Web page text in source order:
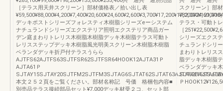
［テラス用天井スクリーン］部材価格表／拾い出し表
デッキポストシリーズフォレスティ木樹脂シリーズeーシステム
ナチュランドシリーズエクステリア照明エクステリア商品ガー
デン庭まわりトレリス木樹脂木樹脂デッキ木樹脂テラス可動ト
レリスステップデッキ木樹脂風光明美スクリーン木樹脂木樹脂
ベランダデッキ折戸付テラスうらら
AJTFS62AJTFS63SJTFSR62SJTFSR64HOOK12AJTA31Ｐ
AJTA61Ｐ
本文２５２頁をご覧ください。部材名称記 号価 格梱包内容■
別売品テラス接続部品セット¥7,000デッキ材受２コ、セット部
スクリーン］部
テラス・可動ト
［
シリーズエクス
チュランドシリ
まわりトレリス
脂デッキ木樹脂
ベランダデッキ
Ｐ